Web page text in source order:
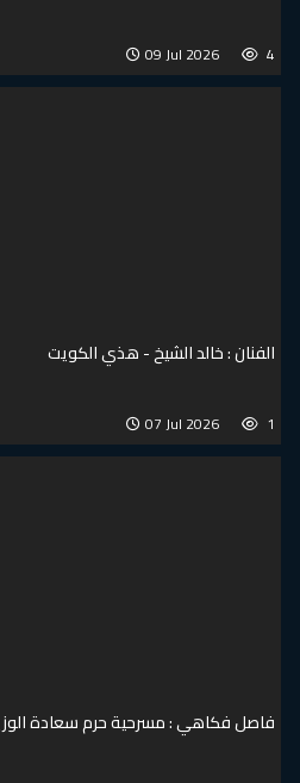
09 Jul 2026
الفنان : خالد الشيخ - هذي الكويت
07 Jul 2026
فاصل فكاهي : مسرحية حرم سعادة الوزير